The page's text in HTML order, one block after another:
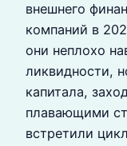
внешнего
компаний в
они неплохо
ликвидности,
капитала,
плавающими
встретили